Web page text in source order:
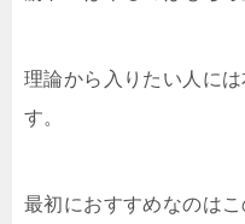
理論から入りたい人に
す。
最初におすすめなのは